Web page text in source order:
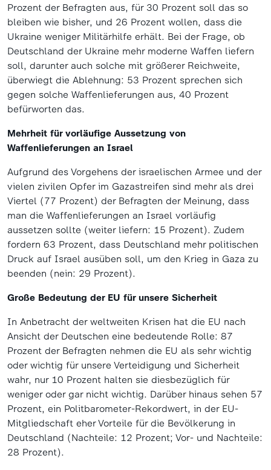
Prozent der Befragten aus, für 30 Prozent soll das so
bleiben wie bisher, und 26 Prozent wollen, dass die
Ukraine weniger Militärhilfe erhält. Bei der Frage, ob
Deutschland der Ukraine mehr moderne Waffen liefern
soll, darunter auch solche mit größerer Reichweite,
überwiegt die Ablehnung: 53 Prozent sprechen sich
gegen solche Waffenlieferungen aus, 40 Prozent
befürworten das.
Mehrheit für vorläufige Aussetzung von
Waffenlieferungen an Israel
Aufgrund des Vorgehens der israelischen Armee und der
vielen zivilen Opfer im Gazastreifen sind mehr als drei
Viertel (77 Prozent) der Befragten der Meinung, dass
man die Waffenlieferungen an Israel vorläufig
aussetzen sollte (weiter liefern: 15 Prozent). Zudem
fordern 63 Prozent, dass Deutschland mehr politischen
Druck auf Israel ausüben soll, um den Krieg in Gaza zu
beenden (nein: 29 Prozent).
Große Bedeutung der EU für unsere Sicherheit
In Anbetracht der weltweiten Krisen hat die EU nach
Ansicht der Deutschen eine bedeutende Rolle: 87
Prozent der Befragten nehmen die EU als sehr wichtig
oder wichtig für unsere Verteidigung und Sicherheit
wahr, nur 10 Prozent halten sie diesbezüglich für
weniger oder gar nicht wichtig. Darüber hinaus sehen 57
Prozent, ein Politbarometer-Rekordwert, in der EU-
Mitgliedschaft eher Vorteile für die Bevölkerung in
Deutschland (Nachteile: 12 Prozent; Vor- und Nachteile:
28 Prozent).